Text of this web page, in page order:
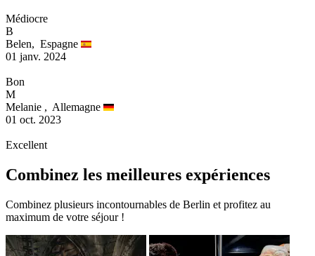
Médiocre
B
Belen, Espagne
01 janv. 2024
Bon
M
Melanie , Allemagne
01 oct. 2023
Excellent
Combinez les meilleures expériences
Combinez plusieurs incontournables de Berlin et profitez au
maximum de votre séjour !